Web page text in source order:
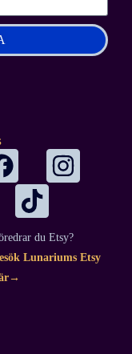
du Etsy?
Lunariums Etsy